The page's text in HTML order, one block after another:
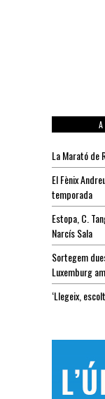
La Marató de
El Fènix
temporada
Estopa, C.
Narcís Sala
Sortegem
Luxemburg
‘Llegeix,